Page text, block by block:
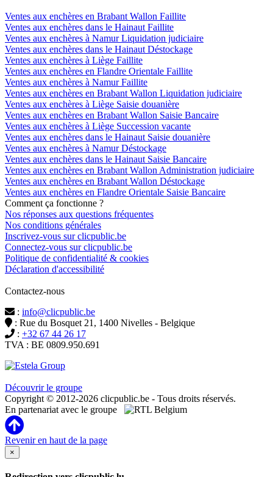
Ventes aux enchères en Brabant Wallon Faillite
Ventes aux enchères dans le Hainaut Faillite
Ventes aux enchères à Namur Liquidation judiciaire
Ventes aux enchères dans le Hainaut Déstockage
Ventes aux enchères à Liège Faillite
Ventes aux enchères en Flandre Orientale Faillite
Ventes aux enchères à Namur Faillite
Ventes aux enchères en Brabant Wallon Liquidation judiciaire
Ventes aux enchères à Liège Saisie douanière
Ventes aux enchères en Brabant Wallon Saisie Bancaire
Ventes aux enchères à Liège Succession vacante
Ventes aux enchères dans le Hainaut Saisie douanière
Ventes aux enchères à Namur Déstockage
Ventes aux enchères dans le Hainaut Saisie Bancaire
Ventes aux enchères en Brabant Wallon Administration judiciaire
Ventes aux enchères en Brabant Wallon Déstockage
Ventes aux enchères en Flandre Orientale Saisie Bancaire
Comment ça fonctionne ?
Nos réponses aux questions fréquentes
Nos conditions générales
Inscrivez-vous sur clicpublic.be
Connectez-vous sur clicpublic.be
Politique de confidentialité & cookies
Déclaration d'accessibilité
Contactez-nous
: info@clicpublic.be
: Rue du Bosquet 21, 1400 Nivelles - Belgique
: +32 67 44 26 17
TVA : BE 0809.950.691
Découvrir le groupe
Copyright © 2012-2026 clicpublic.be - Tous droits réservés.
En partenariat avec le groupe
Revenir en haut de la page
×